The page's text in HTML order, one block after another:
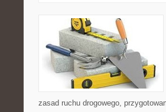
zasad ruchu drogowego,